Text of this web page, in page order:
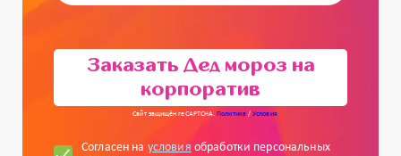
Заказать Дед мороз на
корпоратив
Сайт защищён reCAPTCHA. Политика/Условия
Согласен на условия обработки персональных